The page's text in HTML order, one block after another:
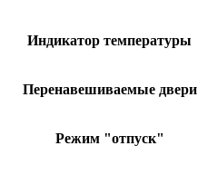
Индикатор температуры
Перенавешиваемые двери
Режим "отпуск"